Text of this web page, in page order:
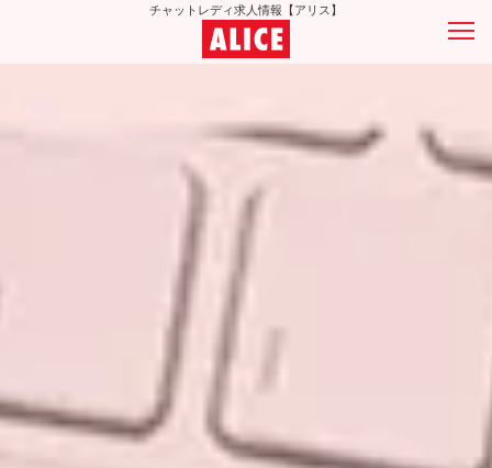
チャットレディ求人情報【アリス】